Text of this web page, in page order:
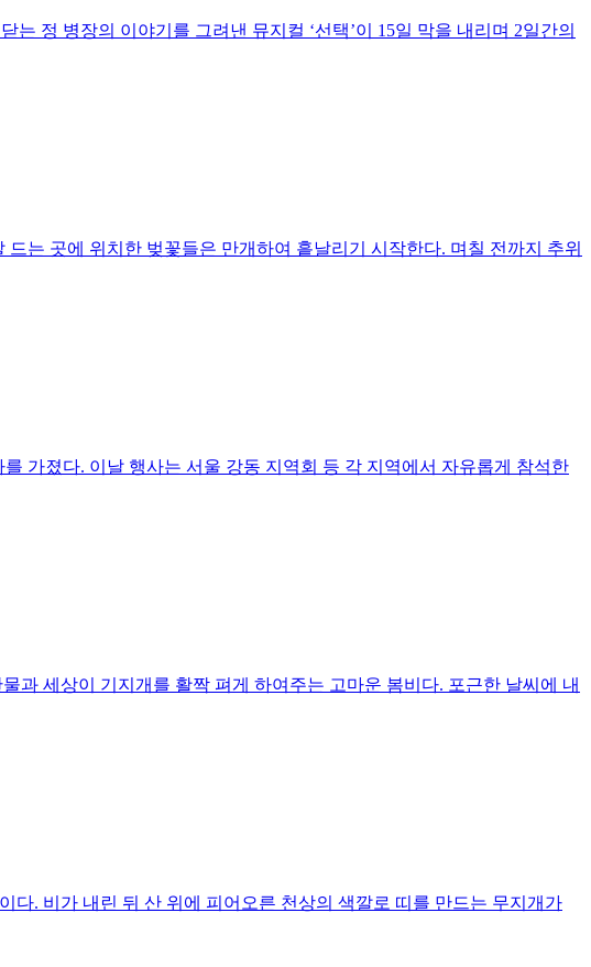
정 병장의 이야기를 그려낸 뮤지컬 ‘선택’이 15일 막을 내리며 2일간의
는 곳에 위치한 벚꽃들은 만개하여 흩날리기 시작한다. 며칠 전까지 추위
가졌다. 이날 행사는 서울 강동 지역회 등 각 지역에서 자유롭게 참석한
과 세상이 기지개를 활짝 펴게 하여주는 고마운 봄비다. 포근한 날씨에 내
다. 비가 내린 뒤 산 위에 피어오른 천상의 색깔로 띠를 만드는 무지개가